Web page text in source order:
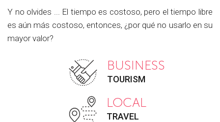
Y no olvides ... El tiempo es costoso, pero el tiempo libre
es aún más costoso, entonces, ¿por qué no usarlo en su
mayor valor?
BUSINESS
TOURISM
LOCAL
TRAVEL